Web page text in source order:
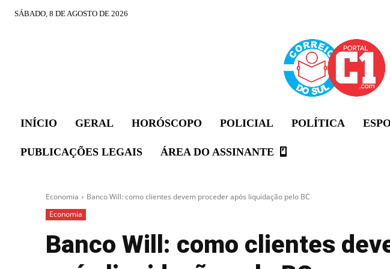
SÁBADO, 8 DE AGOSTO DE 2026
INÍCIO GERAL HORÓSCOPO POLICIAL POLÍTICA
PUBLICAÇÕES LEGAIS ÁREA DO ASSINANTE
Economia
Banco Will: como clientes devem proceder após liquidação pelo BC
Economia
Banco Will: como clientes